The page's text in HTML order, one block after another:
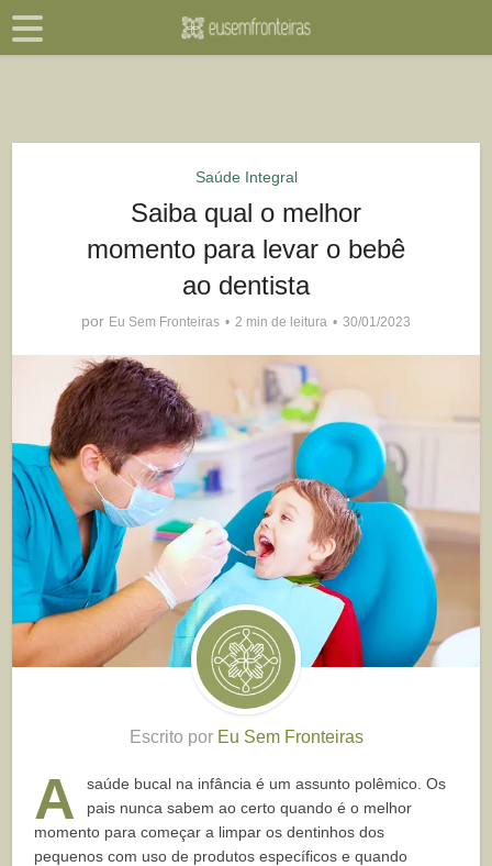
Saúde Integral
Saiba qual o melhor
momento para levar o bebê
ao dentista
por Eu Sem Fronteiras 2 min de leitura 30/01/2023
Escrito por Eu Sem Fronteiras
A
saúde bucal na infância é um assunto polêmico. Os
pais nunca sabem ao certo quando é o melhor
momento para começar a limpar os dentinhos dos
pequenos com uso de produtos específicos e quando